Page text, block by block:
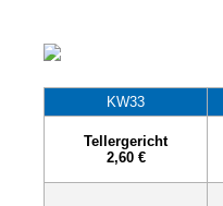
KW33
Tellergericht
2,60 €